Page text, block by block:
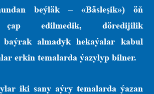
beýläk – «Bäsleşik») öň
çap edilmedik, döredijilik
baýrak almadyk hekaýalar kabul
erkin temalarda ýazylyp bilner.
iki sany aýry temalarda ýazan